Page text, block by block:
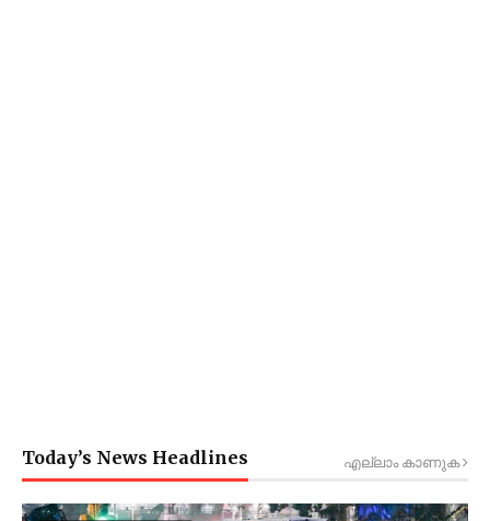
Today’s News Headlines എല്ലാം കാണുക